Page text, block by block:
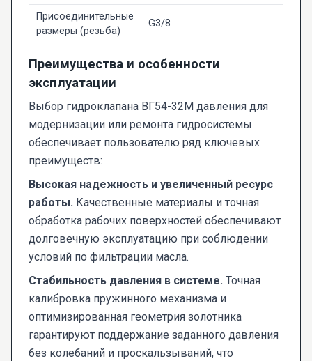
Присоединительные
размеры (резьба)
G3/8
Преимущества и особенности
эксплуатации
Выбор гидроклапана ВГ54-32М давления для
модернизации или ремонта гидросистемы
обеспечивает пользователю ряд ключевых
преимуществ:
Высокая надежность и увеличенный ресурс
работы. Качественные материалы и точная
обработка рабочих поверхностей обеспечивают
долговечную эксплуатацию при соблюдении
условий по фильтрации масла.
Стабильность давления в системе. Точная
калибровка пружинного механизма и
оптимизированная геометрия золотника
гарантируют поддержание заданного давления
без колебаний и проскальзываний, что